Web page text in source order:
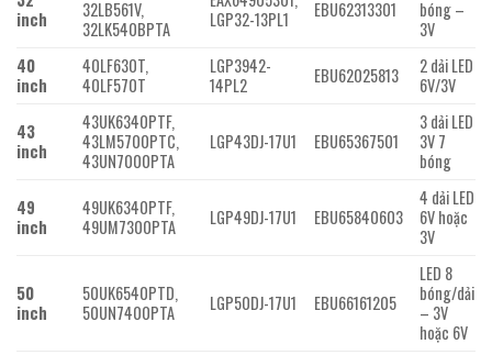
inch
32LB561V,
32LK540BPTA
LGP32-13PL1
EBU62313301
bóng –
3V
40
inch
40LF630T,
40LF570T
LGP3942-
14PL2
EBU62025813
2 dải LED
6V/3V
43
inch
43UK6340PTF,
43LM5700PTC,
43UN7000PTA
LGP43DJ-17U1 EBU65367501
3 dải LED
3V 7
bóng
49
inch
49UK6340PTF,
49UM7300PTA
LGP49DJ-17U1 EBU65840603
4 dải LED
6V hoặc
3V
50
inch
50UK6540PTD,
50UN7400PTA
LGP50DJ-17U1 EBU66161205
LED 8
bóng/dải
– 3V
hoặc 6V